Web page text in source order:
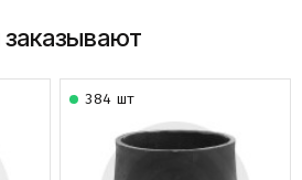
384 шт